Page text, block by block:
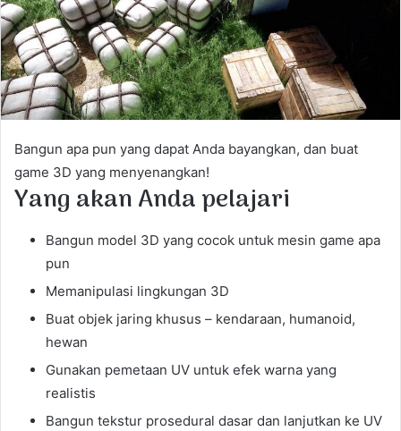
i
l
Bangun apa pun yang dapat Anda bayangkan, dan buat
game 3D yang menyenangkan!
Yang akan Anda pelajari
Bangun model 3D yang cocok untuk mesin game apa
pun
Memanipulasi lingkungan 3D
Buat objek jaring khusus – kendaraan, humanoid,
hewan
Gunakan pemetaan UV untuk efek warna yang
realistis
Bangun tekstur prosedural dasar dan lanjutkan ke UV